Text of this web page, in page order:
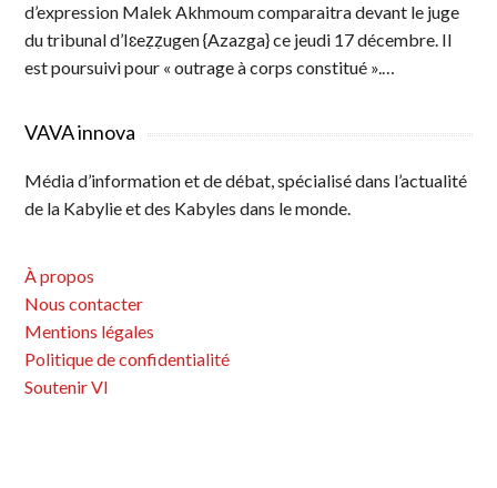
d’expression Malek Akhmoum comparaitra devant le juge
du tribunal d’Iɛeẓẓugen {Azazga} ce jeudi 17 décembre. Il
est poursuivi pour « outrage à corps constitué ».…
VAVA innova
Média d’information et de débat, spécialisé dans l’actualité
de la Kabylie et des Kabyles dans le monde.
À propos
Nous contacter
Mentions légales
Politique de confidentialité
Soutenir VI